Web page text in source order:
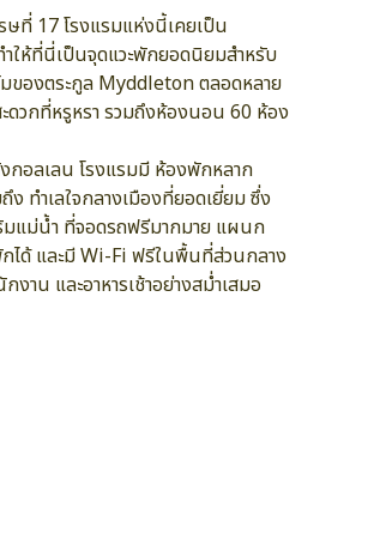
ษที่ 17 โรงแรมแห่งนี้เคยเป็น
ให้ที่นี่เป็นจุดแวะพักยอดนิยมสำหรับ
ของตระกูล Myddleton ตลอดหลาย
ดวกที่หรูหรา รวมถึงห้องนอน 60 ห้อง
กอลเลน โรงแรมมี ห้องพักหลาก
ง ทำเลใจกลางเมืองที่ยอดเยี่ยม ซึ่ง
มแม่น้ำ ที่จอดรถฟรีมากมาย แผนก
กได้ และมี Wi-Fi ฟรีในพื้นที่ส่วนกลาง
าน และอาหารเช้าอย่างสม่ำเสมอ